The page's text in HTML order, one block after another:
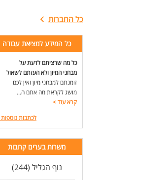
כל החברות
כל המידע למציאת עבודה
כל מה שרציתם לדעת על
מבחני המיון ולא העזתם לשאול
זומנתם למבחני מיון ואין לכם
מושג לקראת מה אתם ה...
קרא עוד>
לכתבות נוספות
משרות בערים קרובות
נוף הגליל (244)